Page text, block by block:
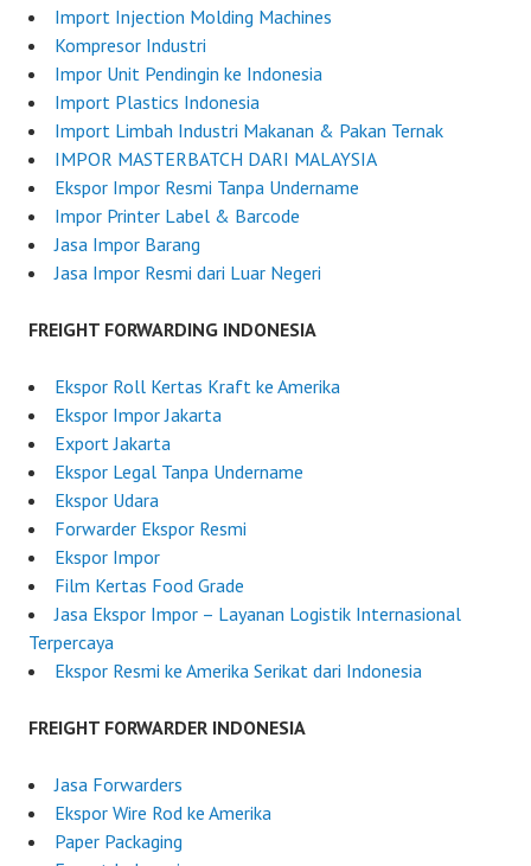
n
e
2
3
2
0
2
5
o
r
w
a
r
d
e
r
I
n
o
e
s
i
a
Import Injection Molding Machines
Kompresor Industri
Impor Unit Pendingin ke Indonesia
Import Plastics Indonesia
Import Limbah Industri Makanan & Pakan Ternak
IMPOR MASTERBATCH DARI MALAYSIA
Ekspor Impor Resmi Tanpa Undername
Impor Printer Label & Barcode
Jasa Impor Barang
Jasa Impor Resmi dari Luar Negeri
FREIGHT FORWARDING INDONESIA
Ekspor Roll Kertas Kraft ke Amerika
Ekspor Impor Jakarta
Export Jakarta
Ekspor Legal Tanpa Undername
Ekspor Udara
Forwarder Ekspor Resmi
Ekspor Impor
Film Kertas Food Grade
Jasa Ekspor Impor – Layanan Logistik Internasional
Terpercaya
Ekspor Resmi ke Amerika Serikat dari Indonesia
FREIGHT FORWARDER INDONESIA
Jasa Forwarders
Ekspor Wire Rod ke Amerika
Paper Packaging